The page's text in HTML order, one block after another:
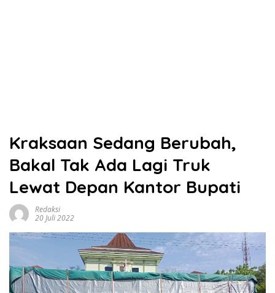
Kraksaan Sedang Berubah,
Bakal Tak Ada Lagi Truk
Lewat Depan Kantor Bupati
Redaksi
20 Juli 2022